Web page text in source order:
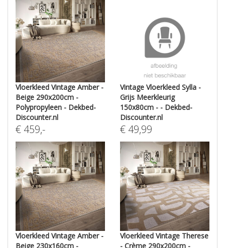
Vloerkleed Vintage Amber -
Beige 290x200cm -
Polypropyleen - Dekbed-
Discounter.nl
€ 459,-
Vintage Vloerkleed Sylla -
Grijs Meerkleurig
150x80cm - - Dekbed-
Discounter.nl
€ 49,99
Vloerkleed Vintage Amber -
Beige 230x160cm -
Vloerkleed Vintage Therese
- Crème 290x200cm -